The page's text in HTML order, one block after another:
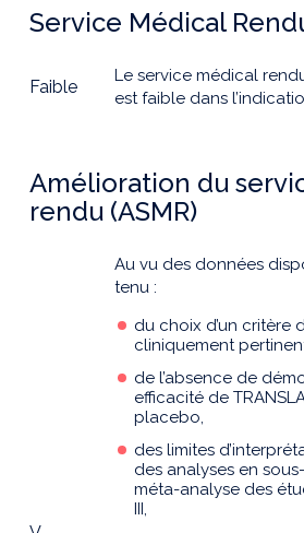
Service Médical
Faible
Le service médical
est faible dans
Amélioration du
rendu (ASMR)
Au vu des données
tenu :
du choix d’un critère
cliniquement
de l’absence de
efficacité de
placebo,
des limites
des analyses en
méta-analyse des
III,